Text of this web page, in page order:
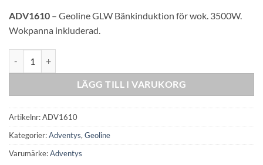
ADV1610 – Geoline GLW Bänkinduktion för wok. 3500W.
Wokpanna inkluderad.
LÄGG TILL I VARUKORG
Artikelnr:ADV1610
Kategorier:Adventys,Geoline
Varumärke:Adventys